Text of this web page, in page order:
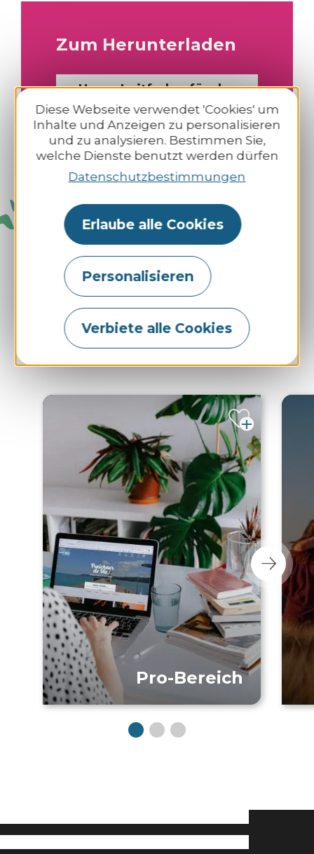
Diese Webseite verwendet 'Cookies' um
Inhalte und Anzeigen zu personalisieren
und zu analysieren. Bestimmen Sie,
welche Dienste benutzt werden dürfen
Datenschutzbestimmungen
Erlaube alle Cookies
Personalisieren
Verbiete alle Cookies
Zum Herunterladen
Unser Leitfaden für das
Schulpublikum
Sie werden
mögen
auch
Pro-Bereich